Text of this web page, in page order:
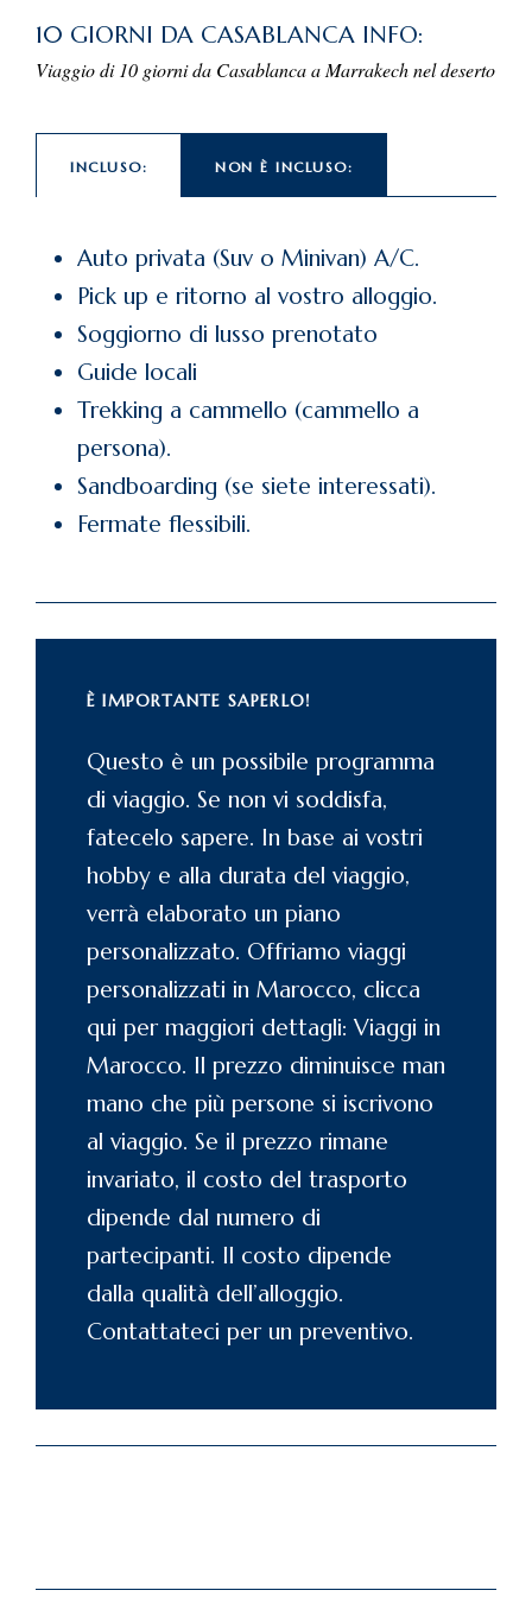
10 GIORNI DA CASABLANCA INFO:
Viaggio di 10 giorni da Casablanca a Marrakech nel deserto
INCLUSO: NON È INCLUSO:
Auto privata (Suv o Minivan) A/C.
Pick up e ritorno al vostro alloggio.
Soggiorno di lusso prenotato
Guide locali
Trekking a cammello (cammello a
persona).
Sandboarding (se siete interessati).
Fermate flessibili.
È IMPORTANTE SAPERLO!
Questo è un possibile programma
di viaggio. Se non vi soddisfa,
fatecelo sapere. In base ai vostri
hobby e alla durata del viaggio,
verrà elaborato un piano
personalizzato. Offriamo viaggi
personalizzati in Marocco, clicca
qui per maggiori dettagli: Viaggi in
Marocco. Il prezzo diminuisce man
mano che più persone si iscrivono
al viaggio. Se il prezzo rimane
invariato, il costo del trasporto
dipende dal numero di
partecipanti. Il costo dipende
dalla qualità dell’alloggio.
Contattateci per un preventivo.